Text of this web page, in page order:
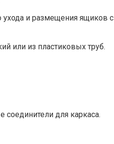
и размещения ящиков с
или из пластиковых труб.
для каркаса.